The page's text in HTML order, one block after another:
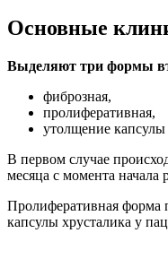
Основные
Выделяют три формы
фиброзная,
пролиферативная,
утолщение капсулы
В первом случае
месяца с момента начала
Пролиферативная форма
капсулы хрусталика у